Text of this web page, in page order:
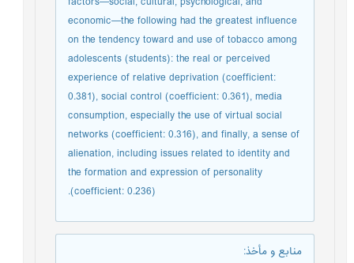
economic—the following had the greatest influence
on the tendency toward and use of tobacco among
adolescents (students): the real or perceived
experience of relative deprivation (coefficient:
0.381), social control (coefficient: 0.361), media
consumption, especially the use of virtual social
networks (coefficient: 0.316), and finally, a sense of
alienation, including issues related to identity and
the formation and expression of personality
(coefficient: 0.236).
منابع و مأخذ: